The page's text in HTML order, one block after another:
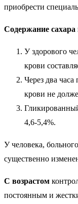
приобрести
Содержание сахара
У здорового
крови
Через два
крови не
4,6-5,4%.
У человека,
существенно
С возрастом
постоянным и